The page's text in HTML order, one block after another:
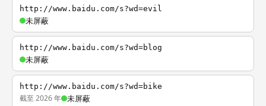
http://www.baidu.com/s?wd=evil
未屏蔽
http://www.baidu.com/s?wd=blog
未屏蔽
http://www.baidu.com/s?wd=bike
截至 2026 年 未屏蔽